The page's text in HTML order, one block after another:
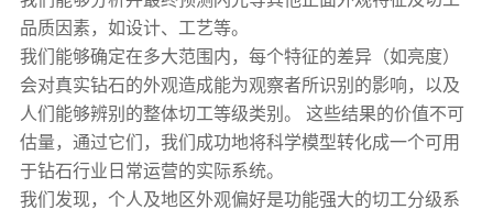
品质因素，如设计、工艺等。
我们能够确定在多大范围内，每个特征的差异（如亮度）
会对真实钻石的外观造成能为观察者所识别的影响，以及
人们能够辨别的整体切工等级类别。 这些结果的价值不可
估量，通过它们，我们成功地将科学模型转化成一个可用
于钻石行业日常运营的实际系统。
我们发现，个人及地区外观偏好是功能强大的切工分级系